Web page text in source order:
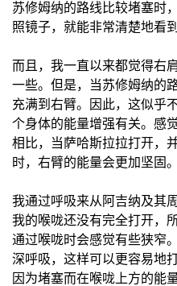
苏修姆纳的路线比较堵塞时
照镜子，就能非常清楚地看
而且，我一直以来都觉得右
一些。但是，当苏修姆纳的
充满到右臂。因此，这似乎
个身体的能量增强有关。感
相比，当萨哈斯拉拉打开，
时，右臂的能量会更加坚固。
我通过呼吸来从阿吉纳及其
我的喉咙还没有完全打开，
通过喉咙时会感觉有些狭窄
深呼吸，这样可以更容易地
因为堵塞而在喉咙上方的能